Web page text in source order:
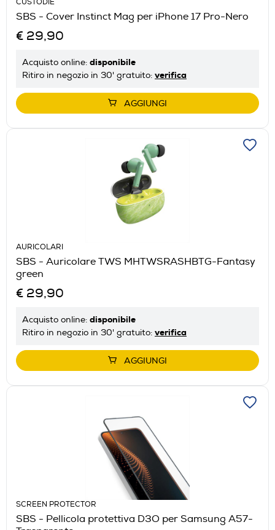
CUSTODIE
SBS - Cover Instinct Mag per iPhone 17 Pro-Nero
€ 29,90
Acquisto online: disponibile
Ritiro in negozio in 30' gratuito: verifica
AGGIUNGI
AURICOLARI
SBS - Auricolare TWS MHTWSRASHBTG-Fantasy
green
€ 29,90
Acquisto online: disponibile
Ritiro in negozio in 30' gratuito: verifica
AGGIUNGI
SCREEN PROTECTOR
SBS - Pellicola protettiva D3O per Samsung A57-